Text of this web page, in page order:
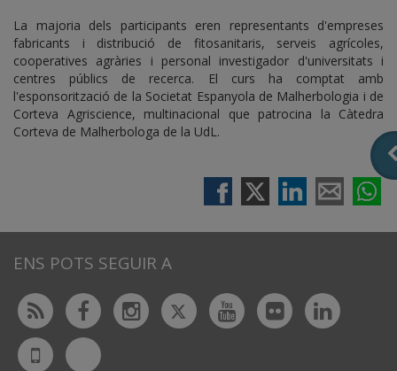
La majoria dels participants eren representants d'empreses
fabricants i distribució de fitosanitaris, serveis agrícoles,
cooperatives agràries i personal investigador d'universitats i
centres públics de recerca. El curs ha comptat amb
l'esponsorització de la Societat Espanyola de Malherbologia i de
Corteva Agriscience, multinacional que patrocina la Càtedra
Corteva de Malherbologa de la UdL.
ENS POTS SEGUIR A
Rss FacebookInstagram
TwitterYoutubeFlickr
UdL
Bluesky